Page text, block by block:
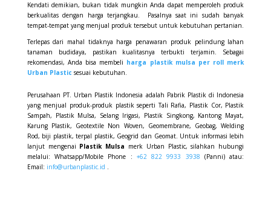
Kendati demikian, bukan tidak mungkin Anda dapat memperoleh produk
berkualitas dengan harga terjangkau. Pasalnya saat ini sudah banyak
tempat-tempat yang menjual produk tersebut untuk kebutuhan pertanian.
Terlepas dari mahal tidaknya harga penawaran produk pelindung lahan
tanaman budidaya, pastikan kualitasnya terbukti terjamin. Sebagai
rekomendasi, Anda bisa membeli harga plastik mulsa per roll merk
Urban Plastic sesuai kebutuhan.
Perusahaan PT. Urban Plastik Indonesia adalah Pabrik Plastik di Indonesia
yang menjual produk-produk plastik seperti Tali Rafia, Plastik Cor, Plastik
Sampah, Plastik Mulsa, Selang Irigasi, Plastik Singkong, Kantong Mayat,
Karung Plastik, Geotextile Non Woven, Geomembrane, Geobag, Welding
Rod, biji plastik, terpal plastik, Geogrid dan Geomat. Untuk informasi lebih
lanjut mengenai Plastik Mulsa merk Urban Plastic, silahkan hubungi
melalui: Whatsapp/Mobile Phone : +62 822 9933 3938 (Panni) atau:
Email: info@urbanplastic.id .